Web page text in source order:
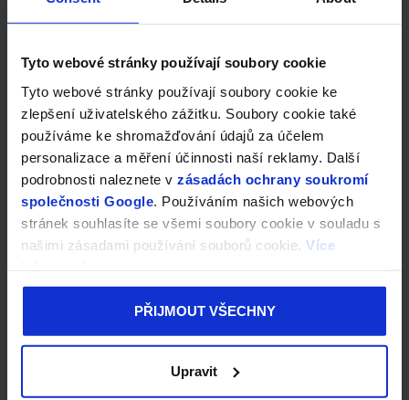
Tyto webové stránky používají soubory cookie
Tyto webové stránky používají soubory cookie ke
zlepšení uživatelského zážitku. Soubory cookie také
používáme ke shromažďování údajů za účelem
personalizace a měření účinnosti naší reklamy. Další
podrobnosti naleznete v zásadách ochrany soukromí
společnosti Google . Používáním našich webových
stránek souhlasíte se všemi soubory cookie v souladu s
našimi zásadami používání souborů cookie. Více
PŘIJMOUT VŠECHNY
Upravit